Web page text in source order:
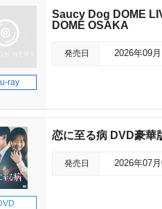
ray
Saucy Dog DOME
DOME OSAKA
発売日 2026年09月
恋に至る病 DVD豪華
発売日 2026年07月